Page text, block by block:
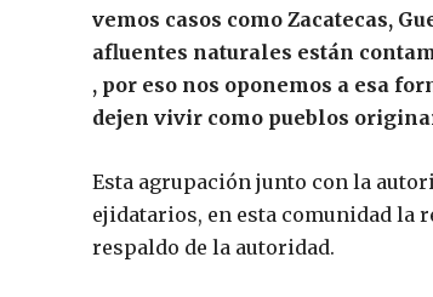
vemos casos como Zacatecas,
afluentes naturales están
, por eso nos oponemos a esa
dejen vivir como pueblos
Esta agrupación junto con la
ejidatarios, en esta comunidad la
respaldo de la autoridad.